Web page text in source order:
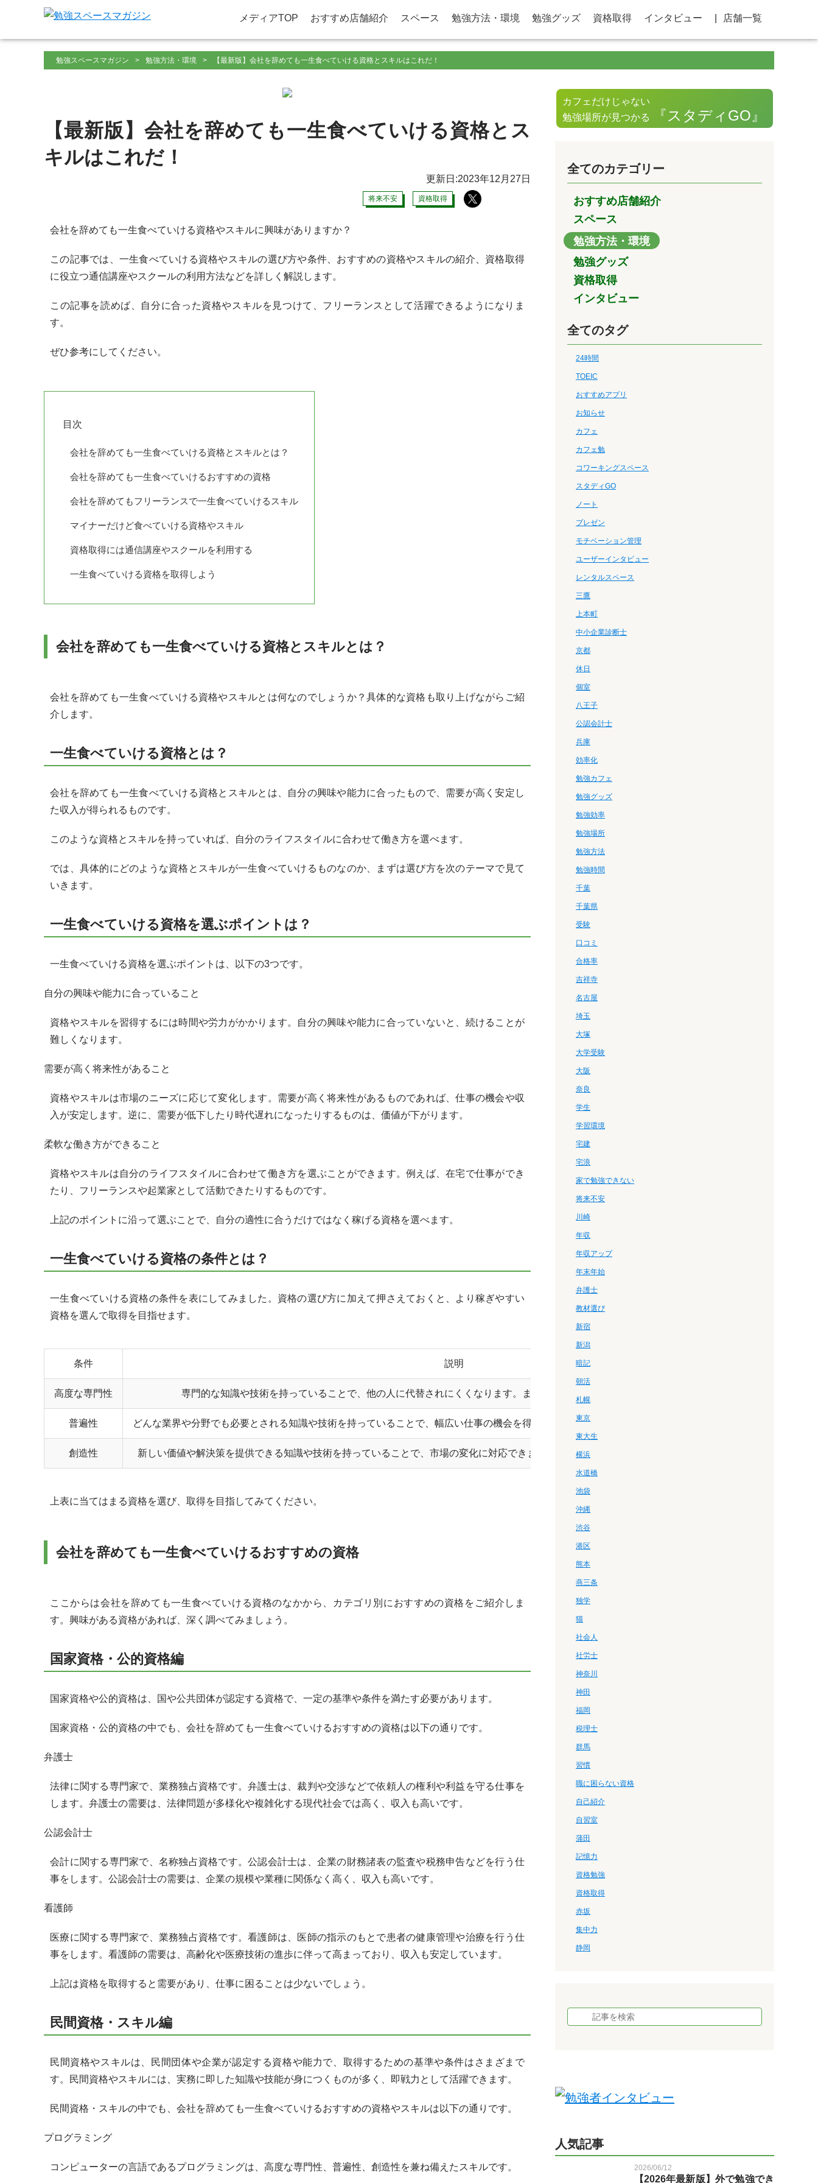
メディアTOP おすすめ店舗紹介 スペース 勉強方法・環境 勉強グッズ 資格取得 インタビュー 店舗一覧
勉強スペースマガジン 勉強方法・環境 【最新版】会社を辞めても一生食べていける資格とスキルはこれだ！
【最新版】会社を辞めても一生食べていける資格とス
キルはこれだ！
更新日:2023年12月27日
将来不安 資格取得
会社を辞めても一生食べていける資格やスキルに興味がありますか？
この記事では、一生食べていける資格やスキルの選び方や条件、おすすめの資格やスキルの紹介、資格取得
に役立つ通信講座やスクールの利用方法などを詳しく解説します。
この記事を読めば、自分に合った資格やスキルを見つけて、フリーランスとして活躍できるようになりま
す。
ぜひ参考にしてください。
目次
会社を辞めても一生食べていける資格とスキルとは？
会社を辞めても一生食べていけるおすすめの資格
会社を辞めてもフリーランスで一生食べていけるスキル
マイナーだけど食べていける資格やスキル
資格取得には通信講座やスクールを利用する
一生食べていける資格を取得しよう
会社を辞めても一生食べていける資格とスキルとは？
会社を辞めても一生食べていける資格やスキルとは何なのでしょうか？具体的な資格も取り上げながらご紹
介します。
一生食べていける資格とは？
会社を辞めても一生食べていける資格とスキルとは、自分の興味や能力に合ったもので、需要が高く安定し
た収入が得られるものです。
このような資格とスキルを持っていれば、自分のライフスタイルに合わせて働き方を選べます。
では、具体的にどのような資格とスキルが一生食べていけるものなのか、まずは選び方を次のテーマで見て
いきます。
一生食べていける資格を選ぶポイントは？
一生食べていける資格を選ぶポイントは、以下の3つです。
自分の興味や能力に合っていること
資格やスキルを習得するには時間や労力がかかります。自分の興味や能力に合っていないと、続けることが
難しくなります。
需要が高く将来性があること
資格やスキルは市場のニーズに応じて変化します。需要が高く将来性があるものであれば、仕事の機会や収
入が安定します。逆に、需要が低下したり時代遅れになったりするものは、価値が下がります。
柔軟な働き方ができること
資格やスキルは自分のライフスタイルに合わせて働き方を選ぶことができます。例えば、在宅で仕事ができ
たり、フリーランスや起業家として活動できたりするものです。
上記のポイントに沿って選ぶことで、自分の適性に合うだけではなく稼げる資格を選べます。
一生食べていける資格の条件とは？
一生食べていける資格の条件を表にしてみました。資格の選び方に加えて押さえておくと、より稼ぎやすい
資格を選んで取得を目指せます。
条件 説明
高度な専門性 専門的な知識や技術を持っていることで、他の人に代替されにくくなります。また、専門性が高いほど報酬も高くなります。
普遍性 どんな業界や分野でも必要とされる知識や技術を持っていることで、幅広い仕事の機会を得られます。また、普遍性が高いほど需要も安定します。
創造性 新しい価値や解決策を提供できる知識や技術を持っていることで、市場の変化に対応できます。また、創造性が高いほど競争力も強くなります。
上表に当てはまる資格を選び、取得を目指してみてください。
会社を辞めても一生食べていけるおすすめの資格
ここからは会社を辞めても一生食べていける資格のなかから、カテゴリ別におすすめの資格をご紹介しま
す。興味がある資格があれば、深く調べてみましょう。
国家資格・公的資格編
国家資格や公的資格は、国や公共団体が認定する資格で、一定の基準や条件を満たす必要があります。
国家資格・公的資格の中でも、会社を辞めても一生食べていけるおすすめの資格は以下の通りです。
弁護士
法律に関する専門家で、業務独占資格です。弁護士は、裁判や交渉などで依頼人の権利や利益を守る仕事を
します。弁護士の需要は、法律問題が多様化や複雑化する現代社会では高く、収入も高いです。
公認会計士
会計に関する専門家で、名称独占資格です。公認会計士は、企業の財務諸表の監査や税務申告などを行う仕
事をします。公認会計士の需要は、企業の規模や業種に関係なく高く、収入も高いです。
看護師
医療に関する専門家で、業務独占資格です。看護師は、医師の指示のもとで患者の健康管理や治療を行う仕
事をします。看護師の需要は、高齢化や医療技術の進歩に伴って高まっており、収入も安定しています。
上記は資格を取得すると需要があり、仕事に困ることは少ないでしょう。
民間資格・スキル編
民間資格やスキルは、民間団体や企業が認定する資格や能力で、取得するための基準や条件はさまざまで
す。民間資格やスキルには、実務に即した知識や技能が身につくものが多く、即戦力として活躍できます。
民間資格・スキルの中でも、会社を辞めても一生食べていけるおすすめの資格やスキルは以下の通りです。
プログラミング
コンピューターの言語であるプログラミングは、高度な専門性、普遍性、創造性を兼ね備えたスキルです。
カフェだけじゃない
勉強場所が見つかる
『スタディGO』
全てのカテゴリー
おすすめ店舗紹介
スペース
勉強方法・環境
勉強グッズ
資格取得
インタビュー
全てのタグ
24時間
TOEIC
おすすめアプリ
お知らせ
カフェ
カフェ勉
コワーキングスペース
スタディGO
ノート
プレゼン
モチベーション管理
ユーザーインタビュー
レンタルスペース
三鷹
上本町
中小企業診断士
京都
休日
個室
八王子
公認会計士
兵庫
効率化
勉強カフェ
勉強グッズ
勉強効率
勉強場所
勉強方法
勉強時間
千葉
千葉県
受験
口コミ
合格率
吉祥寺
名古屋
埼玉
大塚
大学受験
大阪
奈良
学生
学習環境
宅建
宅浪
家で勉強できない
将来不安
川崎
年収
年収アップ
年末年始
弁護士
教材選び
新宿
新潟
暗記
朝活
札幌
東京
東大生
横浜
水道橋
池袋
沖縄
渋谷
港区
熊本
燕三条
独学
猫
社会人
社労士
神奈川
神田
福岡
税理士
群馬
習慣
職に困らない資格
自己紹介
自習室
蒲田
記憶力
資格勉強
資格取得
赤坂
集中力
静岡
人気記事
2026/06/12
【2026年最新版】外で勉強でき